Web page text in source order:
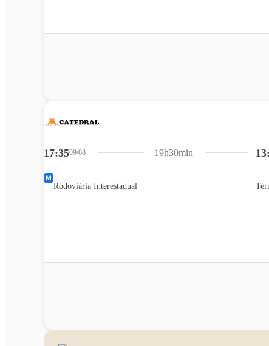
17:3509/08
Rodoviária Interestadual
19h30min